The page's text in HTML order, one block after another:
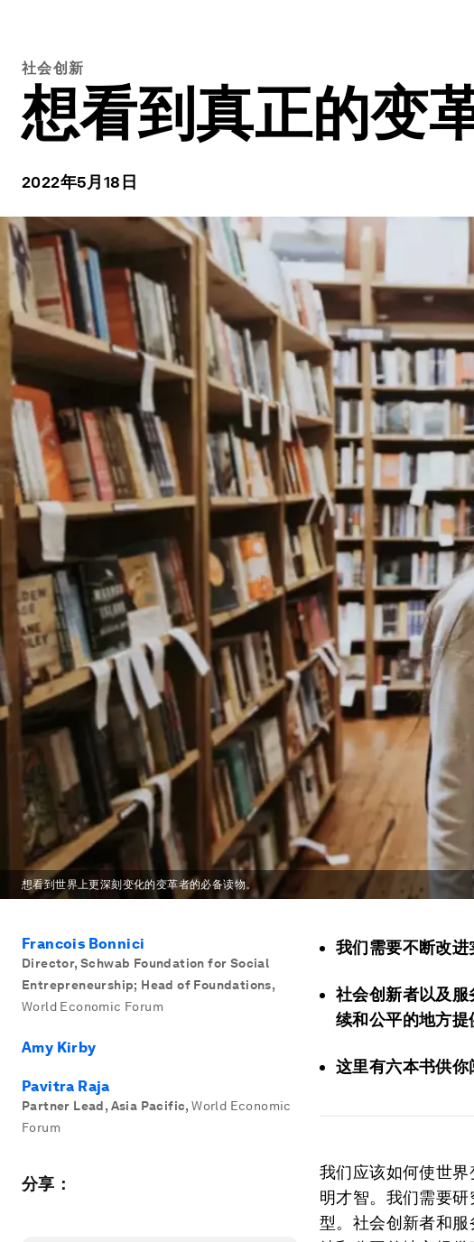
社会创新
想看到真正的变
2022年5月18日
想看到世界上更深刻变化的变革者的必备读物。
Francois Bonnici
Director, Schwab Foundation for Social
Entrepreneurship; Head of Foundations,
World Economic Forum
Amy Kirby
Pavitra Raja
Partner Lead, Asia Pacific, World Economic
Forum
分享：
我们需要不断改进
社会创新者以及
续和公平的地方提
这里有六本书供你
我们应该如何使世
明才智。我们需要
型。社会创新者和